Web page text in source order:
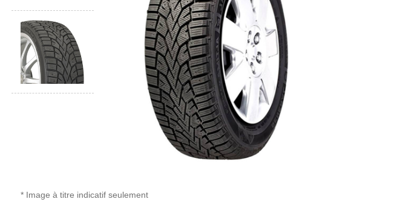
* Image à titre indicatif seulement